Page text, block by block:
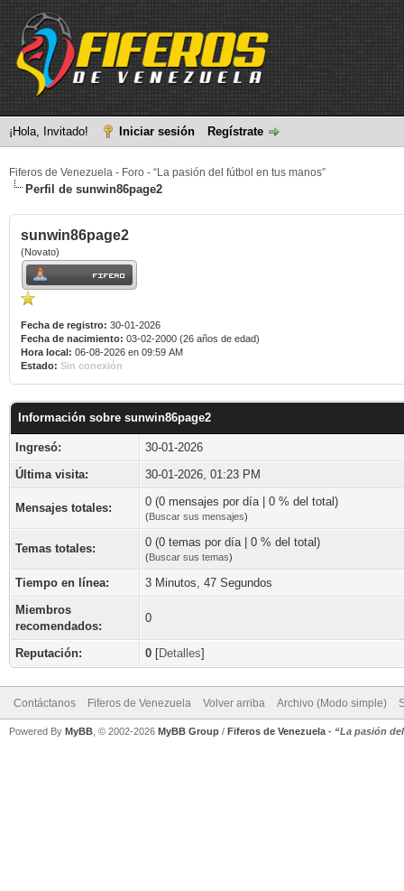
¡Hola, Invitado! Iniciar sesión Regístrate
Fiferos de Venezuela - Foro - “La pasión del fútbol en tus manos”
Perfil de sunwin86page2
sunwin86page2
(Novato)
Fecha de registro: 30-01-2026
Fecha de nacimiento: 03-02-2000 (26 años de edad)
Hora local: 06-08-2026 en 09:59 AM
Estado: Sin conexión
Información sobre sunwin86page2
Ingresó:
30-01-2026
Última visita:
30-01-2026, 01:23 PM
Mensajes totales: 0 (0 mensajes por día | 0 % del total)
(Buscar sus mensajes)
Temas totales: 0 (0 temas por día | 0 % del total)
(Buscar sus temas)
Tiempo en línea:
3 Minutos, 47 Segundos
Miembros
recomendados:
0
Reputación: 0 [Detalles]
Contáctanos Fiferos de Venezuela Volver arriba Archivo (Modo simple)
Powered By MyBB , © 2002-2026 MyBB Group / Fiferos de Venezuela - “La pasión